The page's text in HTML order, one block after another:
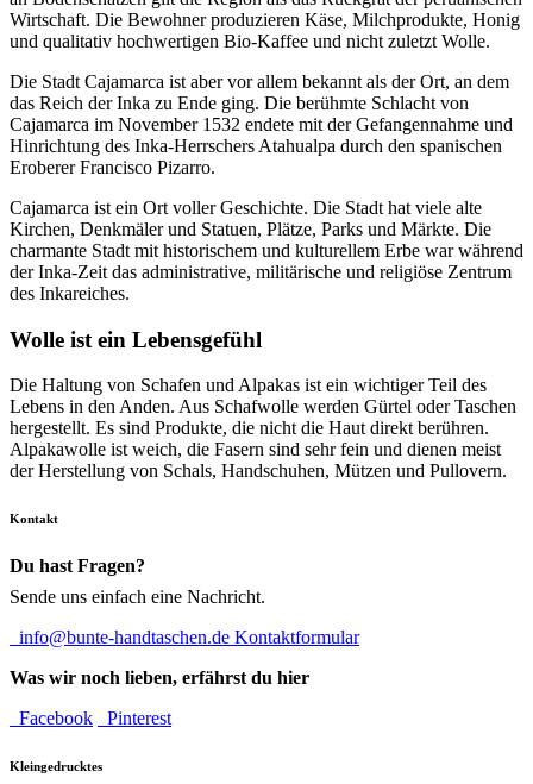
Wirtschaft. Die Bewohner produzieren Käse, Milchprodukte, Honig
und qualitativ hochwertigen Bio-Kaffee und nicht zuletzt Wolle.
Die Stadt Cajamarca ist aber vor allem bekannt als der Ort, an dem
das Reich der Inka zu Ende ging. Die berühmte Schlacht von
Cajamarca im November 1532 endete mit der Gefangennahme und
Hinrichtung des Inka-Herrschers Atahualpa durch den spanischen
Eroberer Francisco Pizarro.
Cajamarca ist ein Ort voller Geschichte. Die Stadt hat viele alte
Kirchen, Denkmäler und Statuen, Plätze, Parks und Märkte. Die
charmante Stadt mit historischem und kulturellem Erbe war während
der Inka-Zeit das administrative, militärische und religiöse Zentrum
des Inkareiches.
Wolle ist ein Lebensgefühl
Die Haltung von Schafen und Alpakas ist ein wichtiger Teil des
Lebens in den Anden. Aus Schafwolle werden Gürtel oder Taschen
hergestellt. Es sind Produkte, die nicht die Haut direkt berühren.
Alpakawolle ist weich, die Fasern sind sehr fein und dienen meist
der Herstellung von Schals, Handschuhen, Mützen und Pullovern.
Kontakt
Du hast Fragen?
Sende uns einfach eine Nachricht.
info@bunte-handtaschen.de Kontaktformular
Was wir noch lieben, erfährst du hier
Facebook
Pinterest
Kleingedrucktes